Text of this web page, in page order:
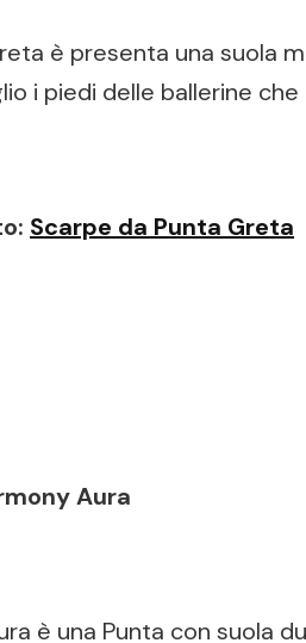
è presenta una suola
i piedi delle ballerine
Scarpe da Punta Greta
Aura
è una Punta con suola